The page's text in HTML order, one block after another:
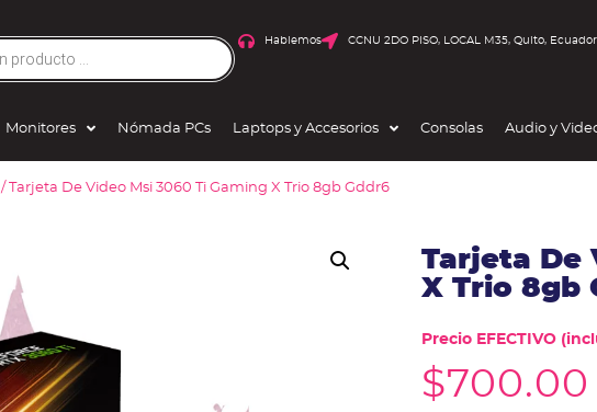
Hablemos CCNU 2DO PISO, LOCAL M35, Quito, Ecuador
Monitores Nómada PCs Laptops y Accesorios Consolas Audio y
/ Tarjeta De Video Msi 3060 Ti Gaming X Trio 8gb Gddr6
Tarjeta De
X Trio 8gb
Precio EFECTIVO
$700.00